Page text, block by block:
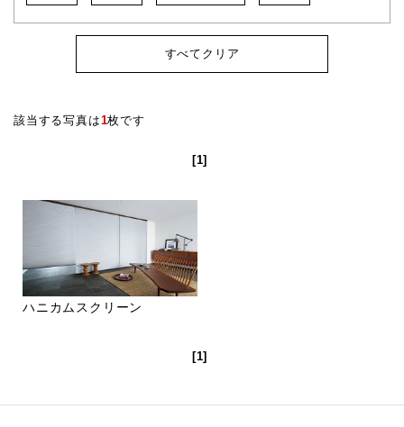
すべてクリア
該当する写真は1枚です
[1]
ハニカムスクリーン
[1]